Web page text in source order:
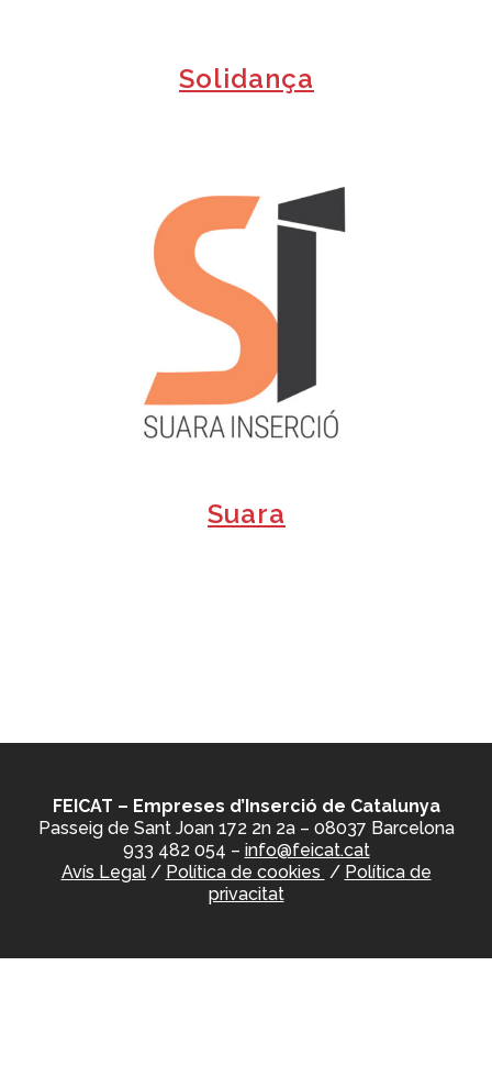
+
Solidança
+
Suara
FEICAT – Empreses d’Inserció de Catalunya
Passeig de Sant Joan 172 2n 2a – 08037 Barcelona
933 482 054 – info@feicat.cat
Avís Legal/ Política de cookies / Política de
privacitat